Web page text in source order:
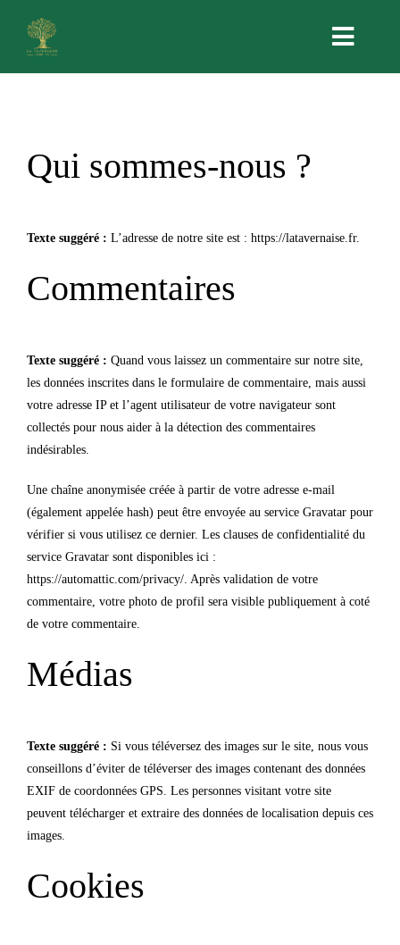
contenu
à
Le moulin
La boutique au moulin
Recettes
Actualités
Qui sommes-nous ?
Texte suggéré : L’adresse de notre site est : https://latavernaise.fr.
Commentaires
Texte suggéré : Quand vous laissez un commentaire sur notre site,
les données inscrites dans le formulaire de commentaire, mais aussi
votre adresse IP et l’agent utilisateur de votre navigateur sont
collectés pour nous aider à la détection des commentaires
indésirables.
Une chaîne anonymisée créée à partir de votre adresse e-mail
(également appelée hash) peut être envoyée au service Gravatar pour
vérifier si vous utilisez ce dernier. Les clauses de confidentialité du
service Gravatar sont disponibles ici :
https://automattic.com/privacy/. Après validation de votre
commentaire, votre photo de profil sera visible publiquement à coté
de votre commentaire.
Médias
Texte suggéré : Si vous téléversez des images sur le site, nous vous
conseillons d’éviter de téléverser des images contenant des données
EXIF de coordonnées GPS. Les personnes visitant votre site
peuvent télécharger et extraire des données de localisation depuis ces
images.
Cookies